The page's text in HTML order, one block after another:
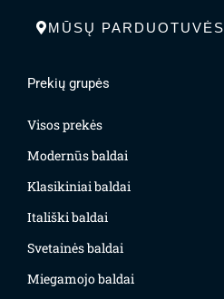
MŪSŲ PARDUOTUVĖS
Prekių grupės
Visos prekės
Modernūs baldai
Klasikiniai baldai
Itališki baldai
Svetainės baldai
Miegamojo baldai